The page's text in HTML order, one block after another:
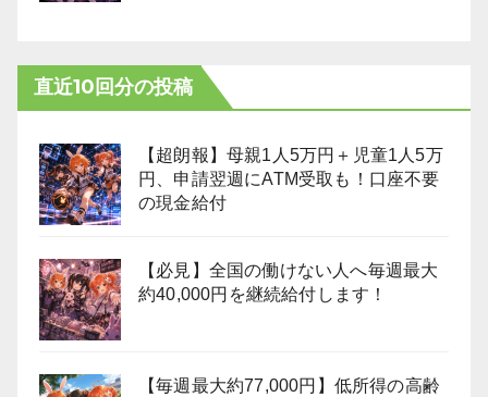
直近10回分の投稿
【超朗報】母親1人5万円＋児童1人5万
円、申請翌週にATM受取も！口座不要
の現金給付
【必見】全国の働けない人へ毎週最大
約40,000円を継続給付します！
【毎週最大約77,000円】低所得の高齢